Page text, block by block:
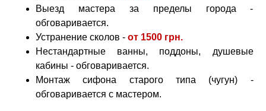
Выезд мастера за пределы города -
обговаривается.
Устранение сколов - от 1500 грн.
Нестандартные ванны, поддоны, душевые
кабины - обговаривается.
Монтаж сифона старого типа (чугун) -
обговаривается с мастером.